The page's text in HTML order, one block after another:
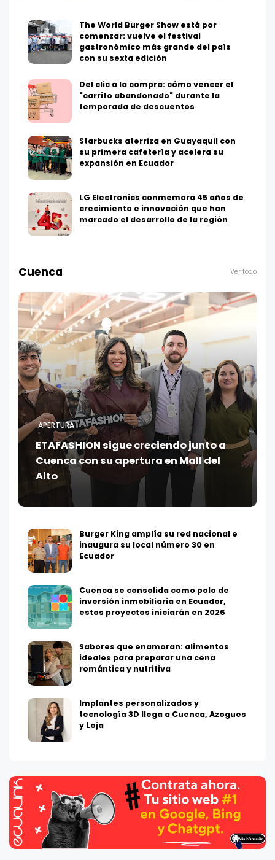
The World Burger Show está por
comenzar: vuelve el festival
gastronómico más grande del país
con su sexta edición
Del clic a la compra: cómo vencer el
"carrito abandonado" durante la
temporada de descuentos
Starbucks aterriza en Guayaquil con
su primera cafetería y acelera su
expansión en Ecuador
LG Electronics conmemora 45 años de
crecimiento e innovación que han
marcado el desarrollo de la región
Cuenca Ver todo
APERTURA
ETAFASHION sigue creciendo junto a
Cuenca con su apertura en Mall del
Alto
Burger King amplía su red nacional e
inaugura su local número 30 en
Ecuador
Cuenca se consolida como polo de
inversión inmobiliaria en Ecuador,
estos proyectos iniciarán en 2026
Sabores que enamoran: alimentos
ideales para preparar una cena
romántica y nutritiva
Implantes personalizados y
tecnología 3D llega a Cuenca, Azogues
y Loja